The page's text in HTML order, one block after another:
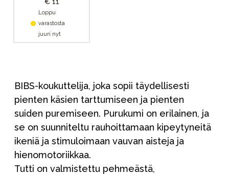
Loppu
varastosta
juuri nyt
BIBS-koukuttelija, joka sopii täydellisesti
pienten käsien tarttumiseen ja pienten
suiden puremiseen. Purukumi on erilainen, ja
se on suunniteltu rauhoittamaan kipeytyneitä
ikeniä ja stimuloimaan vauvan aisteja ja
hienomotoriikkaa.
Tutti on valmistettu pehmeästä,